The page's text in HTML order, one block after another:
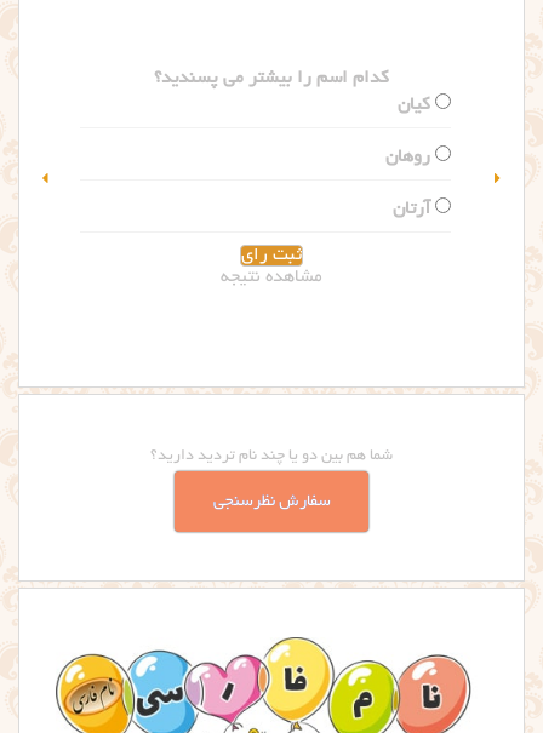
مشاهده نتیجه
شما هم بین دو یا چند نام تردید دارید؟
سفارش نظرسنجی